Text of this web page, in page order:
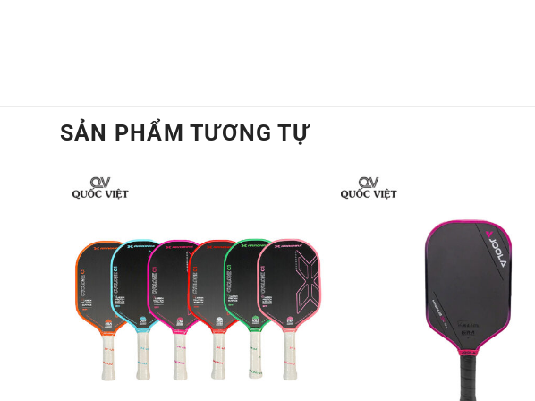
SẢN PHẨM TƯƠNG TỰ